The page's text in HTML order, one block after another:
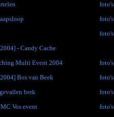
foto's
foto's
foto's
- Candy Cache
Multi Event 2004
foto's
Bos van Beek
foto's
berk
foto's
Vos event
foto's